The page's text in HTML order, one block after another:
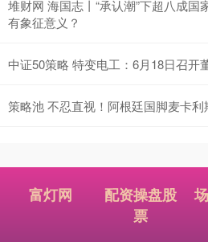
堆财网 海国志丨“承认潮”下超八成国
有象征意义？
中证50策略 特变电工：6月18日召开
策略池 不忍直视！阿根廷国脚麦卡
富灯网
配资操盘股
票